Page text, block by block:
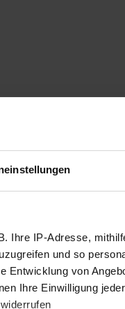
Ihre IP-Adresse,
und so
Entwicklung von
Ihre Einwilligung